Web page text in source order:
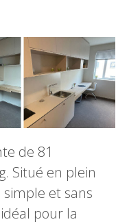
de 81
Situé en plein
et sans
pour la